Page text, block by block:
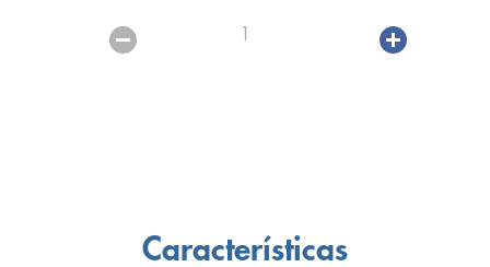
1
Características